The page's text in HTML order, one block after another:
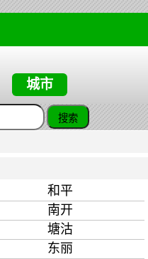
城市
和平
南开
塘沽
东丽